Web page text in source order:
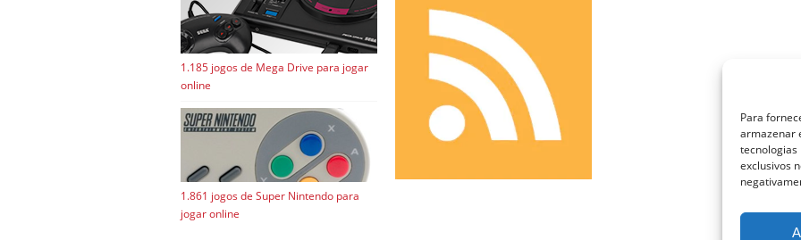
Para
armazenar
tecnologias
exclusivos
1.185 jogos de Mega Drive para jogar
online
1.861 jogos de Super Nintendo para
jogar online